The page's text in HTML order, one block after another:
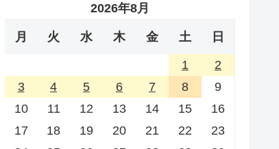
2026年8月
月 火 水 木 金 土 日
1
2
3
4 5 6 7 8
9
10
11 12 13 14 15
16
17
18 19 20 21 22
23